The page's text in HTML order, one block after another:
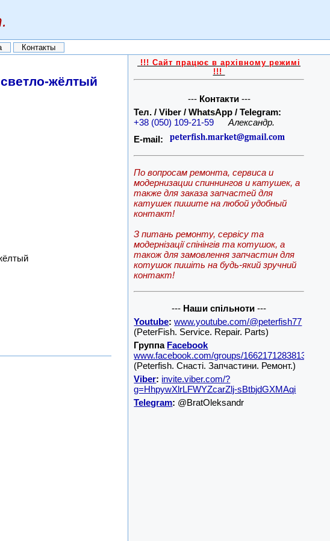
Контакты
жёлтый
!!! Сайт працює в архівному режимі
!!!
--- Контакти---
Тел. / Viber / WhatsApp / Telegram:
+38 (050) 109-21-59
Александр.
E-mail:
По вопросам ремонта, сервиса и
модернизации спиннингов и катушек, а
также для заказа запчастей для
катушек пишите на любой удобный
контакт!
З питань ремонту, сервісу та
модернізації спінінгів та котушок, а
також для замовлення запчастин для
котушок пишіть на будь-який зручний
контакт!
--- Наши спільноти ---
Youtube: www.youtube.com/@peterfish77
(PeterFish. Service. Repair. Parts)
Группа Facebook
www.facebook.com/groups/1662171283813001/
(Peterfish. Снасті. Запчастини. Ремонт.)
Viber: invite.viber.com/?
g=HhpywXlrLFWYZcarZlj-sBtbjdGXMAqi
Telegram: @BratOleksandr